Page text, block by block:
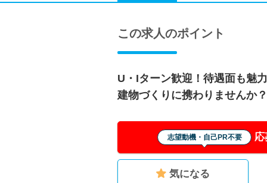
この求人のポイント
U・Iターン歓迎！待遇面も魅
建物づくりに携わりませんか？
志望動機・自己PR不要
気になる